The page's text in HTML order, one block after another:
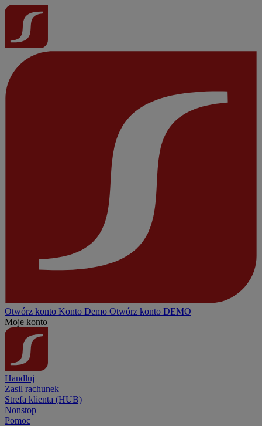
Otwórz konto Konto Demo Otwórz konto DEMO
Moje konto
Handluj
Zasil rachunek
Strefa klienta (HUB)
Nonstop
Pomoc